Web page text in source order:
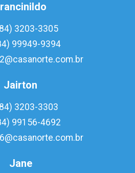
3203-3305
99949-9394
Jairton
3203-3303
99156-4692
Jane